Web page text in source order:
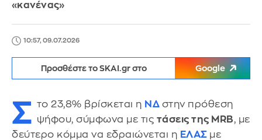
«κανένας»
10:57, 09.07.2026
Προσθέστε το SKAI.gr στο Google
Σ το 23,8% βρίσκεται η ΝΔ στην πρόθεση
ψήφου, σύμφωνα με τις τάσεις της MRB, με
δεύτερο κόμμα να εδραιώνεται η ΕΛΑΣ με